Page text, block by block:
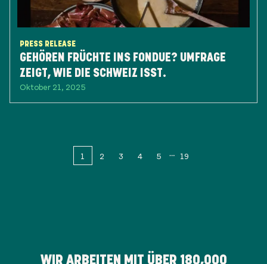
PRESS RELEASE
GEHÖREN FRÜCHTE INS FONDUE? UMFRAGE
ZEIGT, WIE DIE SCHWEIZ ISST.
Oktober 21, 2025
1 2 3 4 5 19
WIR ARBEITEN MIT ÜBER 180,000